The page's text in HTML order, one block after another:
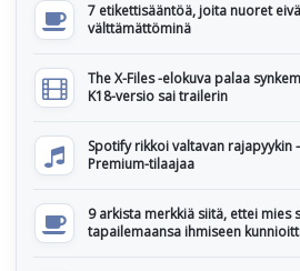
7 etikettisääntöä, joita nuoret
välttämättöminä
The X-Files -elokuva palaa
K18-versio sai trailerin
Spotify rikkoi valtavan rajapyykin
Premium-tilaajaa
9 arkista merkkiä siitä, ettei mies
tapailemaansa ihmiseen